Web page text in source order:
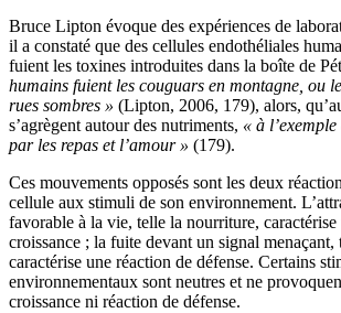
Bruce Lipton évoque des expériences de
il a constaté que des cellules endothéliales
fuient les toxines introduites dans la boîte de
humains fuient les couguars en montagne, ou
rues sombres » (Lipton, 2006, 179), alors,
s’agrègent autour des nutriments, « à
par les repas et l’amour » (179).
Ces mouvements opposés sont les deux
cellule aux stimuli de son environnement.
favorable à la vie, telle la nourriture, caractérise
croissance ; la fuite devant un signal menaçant,
caractérise une réaction de défense. Certains
environnementaux sont neutres et ne
croissance ni réaction de défense.